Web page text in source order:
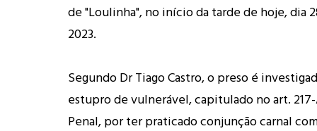
de "Loulinha", no início da tarde de hoje, dia
2023.
Segundo Dr Tiago Castro, o preso é
estupro de vulnerável, capitulado no art.
Penal, por ter praticado conjunção carnal